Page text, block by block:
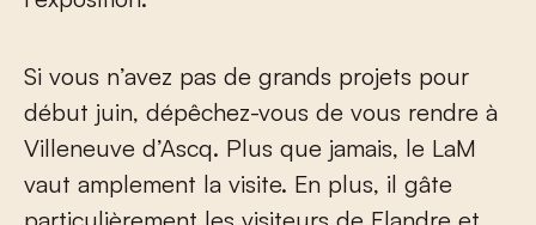
Si vous n’avez pas de grands projets pour
début juin, dépêchez-vous de vous rendre à
Villeneuve d’Ascq. Plus que jamais, le LaM
vaut amplement la visite. En plus, il gâte